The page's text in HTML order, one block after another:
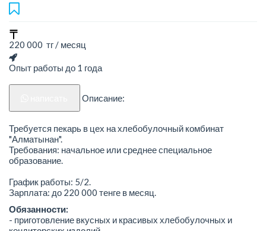
220 000 тг / месяц
Опыт работы до 1 года
Описание:
Требуется пекарь в цех на хлебобулочный комбинат
"Алматынан".
Требования: начальное или среднее специальное
образование.
График работы: 5/2.
Зарплата: до 220 000 тенге в месяц.
Обязанности:
- приготовление вкусных и красивых хлебобулочных и